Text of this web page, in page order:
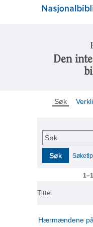
Den
Søk
Søk
Søk
Tittel
Hærmændene